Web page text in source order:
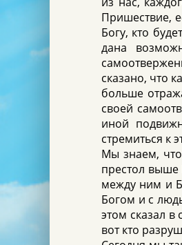
Пришествие,
Богу, кто
дана
сказано, что
больше
своей
иной
стремиться к
Мы знаем,
престол выше
между ним и
Богом и с
этом сказал
вот кто